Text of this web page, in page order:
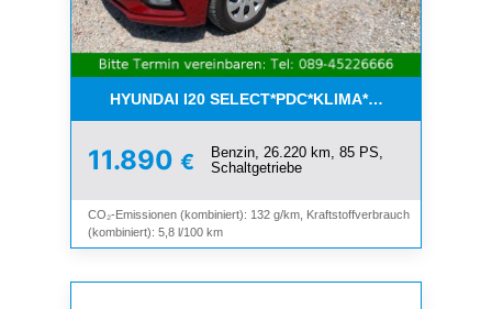
HYUNDAI I20 SELECT*PDC*KLIMA*ESP*8-
11.890 €
Benzin, 26.220 km, 85 PS,
Schaltgetriebe
CO₂-Emissionen (kombiniert): 132 g/km, Kraftstoffverbrauch
(kombiniert): 5,8 l/100 km